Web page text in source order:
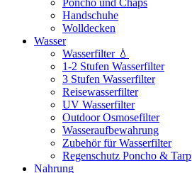
Poncho und Chaps
Handschuhe
Wolldecken
Wasser
Wasserfilter 💧
1-2 Stufen Wasserfilter
3 Stufen Wasserfilter
Reisewasserfilter
UV Wasserfilter
Outdoor Osmosefilter
Wasseraufbewahrung
Zubehör für Wasserfilter
Regenschutz Poncho & Tarp
Nahrung